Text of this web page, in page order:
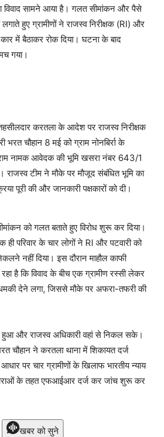
विवाद सामने आया है। गलत सीमांकन और पैसे
हुए ग्रामीणों ने राजस्व निरीक्षक (RI) और
में बैठाकर रोक दिया। घटना के बाद
गया।
करतला के आदेश पर राजस्व निरीक्षक
भरत चौहान 8 मई को ग्राम नोनबिर्रा के
नामक आवेदक की भूमि खसरा नंबर 643/1
राजस्व टीम ने मौके पर मौजूद संबंधित भूमि का
पूरी की और जानकारी पक्षकारों को दी।
को गलत बताते हुए विरोध शुरू कर दिया।
ही परिवार के चार लोगों ने RI और पटवारी को
नहीं दिया। इस दौरान माहौल काफी
रहा है कि विवाद के बीच एक ग्रामीण रस्सी लेकर
देने लगा, जिससे मौके पर अफरा-तफरी की
हुआ और राजस्व अधिकारी वहां से निकल सके।
चौहान ने करतला थाना में शिकायत दर्ज
पर चार ग्रामीणों के खिलाफ भारतीय न्याय
के तहत एफआईआर दर्ज कर जांच शुरू कर
खबर को सुने